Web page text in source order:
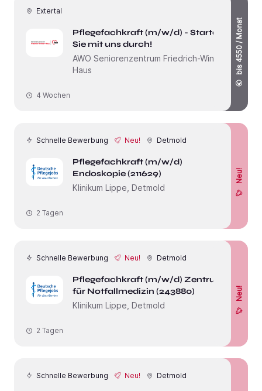
Extertal
Pflegefachkraft (m/w/d) - Starten
Sie mit uns durch!
AWO Seniorenzentrum Friedrich-Winter-
Haus
bis 4550 / Monat
4 Wochen
Schnelle Bewerbung Neu! Detmold
Pflegefachkraft (m/w/d)
Endoskopie (211629)
Klinikum Lippe, Detmold
Neu!
2 Tagen
Schnelle Bewerbung Neu! Detmold
Pflegefachkraft (m/w/d) Zentrum
für Notfallmedizin (243880)
Klinikum Lippe, Detmold
Neu!
2 Tagen
Schnelle Bewerbung Neu! Detmold